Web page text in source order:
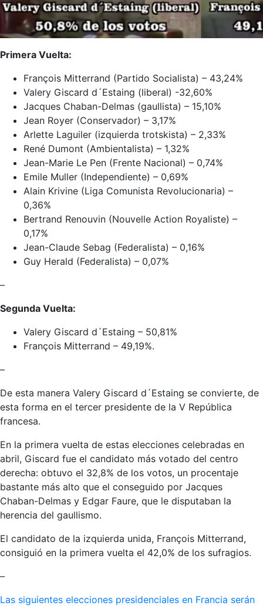
Primera Vuelta:
François Mitterrand (Partido Socialista) – 43,24%
Valery Giscard d´Estaing (liberal) -32,60%
Jacques Chaban-Delmas (gaullista) – 15,10%
Jean Royer (Conservador) – 3,17%
Arlette Laguiler (izquierda trotskista) – 2,33%
René Dumont (Ambientalista) – 1,32%
Jean-Marie Le Pen (Frente Nacional) – 0,74%
Emile Muller (Independiente) – 0,69%
Alain Krivine (Liga Comunista Revolucionaria) –
0,36%
Bertrand Renouvin (Nouvelle Action Royaliste) –
0,17%
Jean-Claude Sebag (Federalista) – 0,16%
Guy Herald (Federalista) – 0,07%
–
Segunda Vuelta:
Valery Giscard d´Estaing – 50,81%
François Mitterrand – 49,19%.
–
De esta manera Valery Giscard d´Estaing se convierte, de
esta forma en el tercer presidente de la V República
francesa.
En la primera vuelta de estas elecciones celebradas en
abril, Giscard fue el candidato más votado del centro
derecha: obtuvo el 32,8% de los votos, un procentaje
bastante más alto que el conseguido por Jacques
Chaban-Delmas y Edgar Faure, que le disputaban la
herencia del gaullismo.
El candidato de la izquierda unida, François Mitterrand,
consiguió en la primera vuelta el 42,0% de los sufragios.
–
Las siguientes elecciones presidenciales en Francia serán